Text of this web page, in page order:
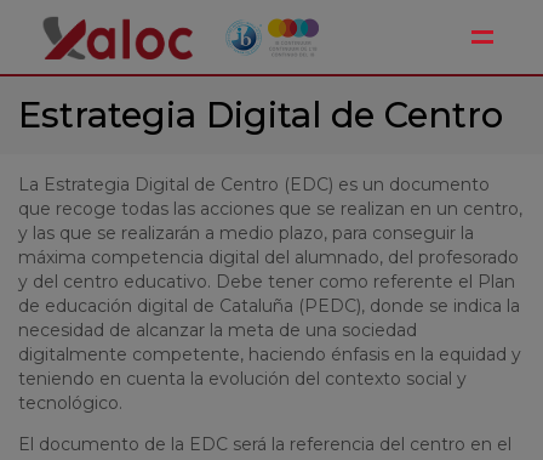
Estrategia Digital de Centro
La Estrategia Digital de Centro (EDC) es un documento
que recoge todas las acciones que se realizan en un centro,
y las que se realizarán a medio plazo, para conseguir la
máxima competencia digital del alumnado, del profesorado
y del centro educativo. Debe tener como referente el Plan
de educación digital de Cataluña (PEDC), donde se indica la
necesidad de alcanzar la meta de una sociedad
digitalmente competente, haciendo énfasis en la equidad y
teniendo en cuenta la evolución del contexto social y
tecnológico.
El documento de la EDC será la referencia del centro en el